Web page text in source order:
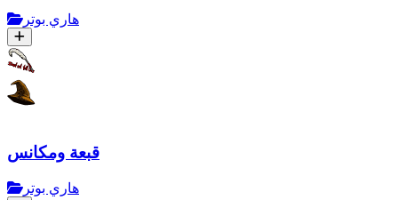
هاري بوتر
قبعة ومكانس
هاري بوتر